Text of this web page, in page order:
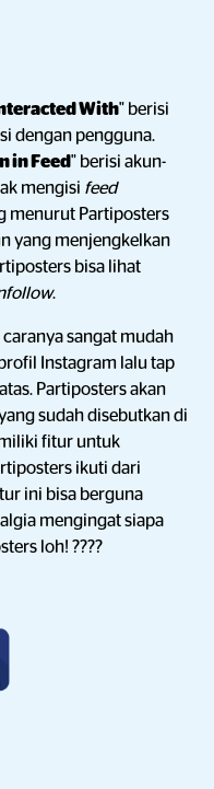
With" berisi
dengan pengguna.
in Feed" berisi akun-
mengisi feed
menurut Partiposters
yang menjengkelkan
bisa lihat
.
sangat mudah
Instagram lalu tap
Partiposters akan
sudah disebutkan di
fitur untuk
ikuti dari
ini bisa berguna
mengingat siapa
loh! ????